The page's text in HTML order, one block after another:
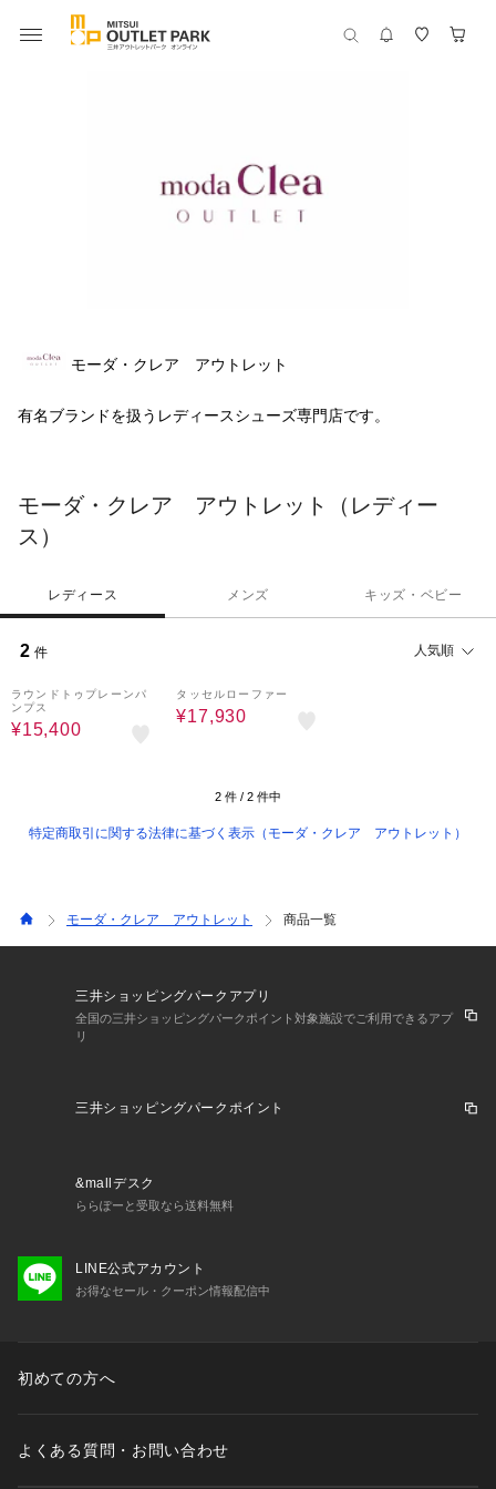
モーダ・クレア アウトレット
有名ブランドを扱うレディースシューズ専門店です。
モーダ・クレア アウトレット（レディー
ス）
レディース メンズ キッズ・ベビー
2 件 人気順
ラウンドトゥプレーンパ
ンプス
¥15,400
タッセルローファー
¥17,930
2 件 / 2 件中
特定商取引に関する法律に基づく表示（モーダ・クレア アウトレット）
モーダ・クレア アウトレット 商品一覧
三井ショッピングパークアプリ
全国の三井ショッピングパークポイント対象施設でご利用できるアプ
リ
三井ショッピングパークポイント
&mallデスク
ららぽーと受取なら送料無料
LINE公式アカウント
お得なセール・クーポン情報配信中
初めての方へ
よくある質問・お問い合わせ